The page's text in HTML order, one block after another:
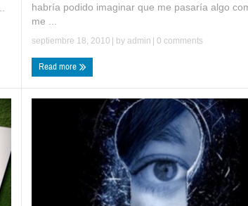
habría podido imaginar que me pasaría algo
me ...
septiembre 18, 2010 | byadmin 0 comments
Read more